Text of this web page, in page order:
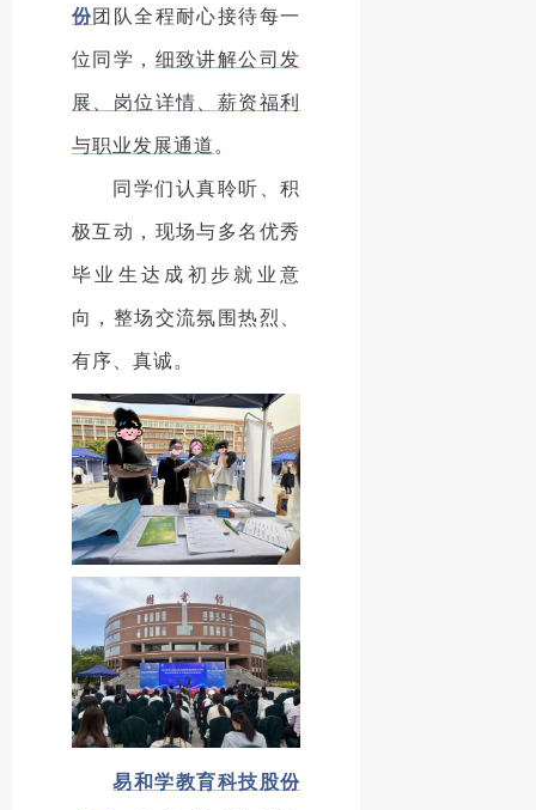
份团队全程耐心接待每一
位同学， 细致讲解公司发
展、岗位详情、薪资福利
与职业发展通道。
同学们认真聆听、积
极互动，现场与多名优秀
毕业生达成初步就业意
向，整场交流氛围热烈、
有序、真诚。
易和学教育科技股份